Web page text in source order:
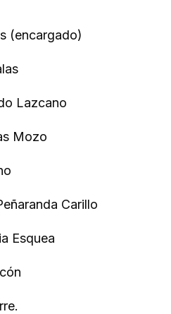
(encargado)
Lazcano
Mozo
Carillo
Esquea